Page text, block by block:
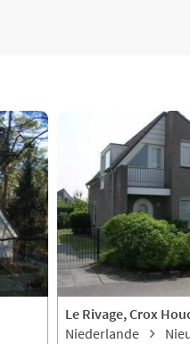
Le Rivage, Crox
Niederlande